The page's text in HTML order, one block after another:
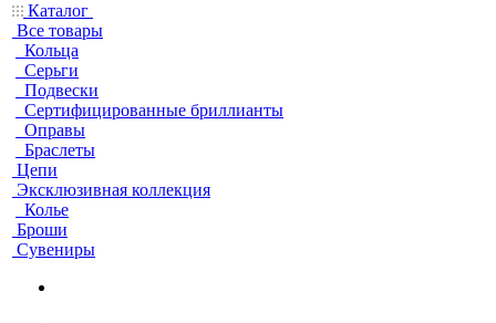
Каталог
Все товары
Кольца
Серьги
Подвески
Сертифицированные бриллианты
Оправы
Браслеты
Цепи
Эксклюзивная коллекция
Колье
Броши
Сувениры